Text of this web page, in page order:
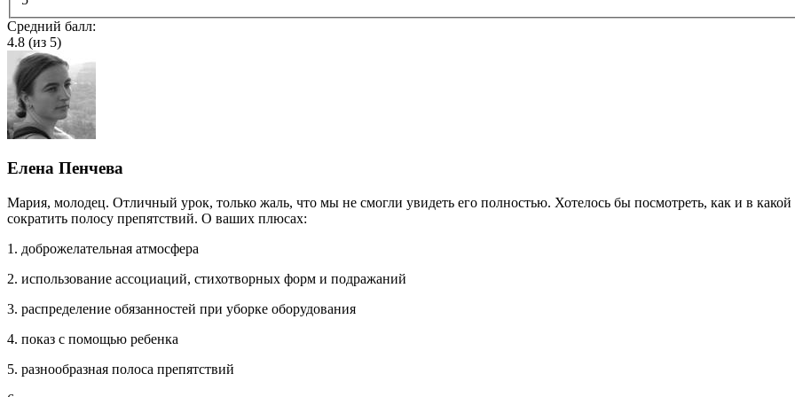
Средний балл:
4.8 (из 5)
Елена Пенчева
Мария, молодец. Отличный урок, только жаль, что мы не смогли увидеть его полностью. Хотелось бы посмотреть, как и в
сократить полосу препятствий. О ваших плюсах:
1. доброжелательная атмосфера
2. использование ассоциаций, стихотворных форм и подражаний
3. распределение обязанностей при уборке оборудования
4. показ с помощью ребенка
5. разнообразная полоса препятствий